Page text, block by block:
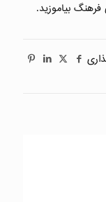
بیاموزید.